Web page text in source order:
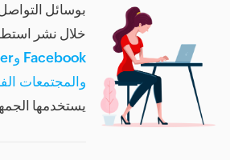
بوسائل التواصل الاجتماعي من
خلال نشر استطلاعات الرأي على
Facebook وtwitter
والمجتمعات الفرعيةالتي
يستخدمها الجمهور المستهدف.